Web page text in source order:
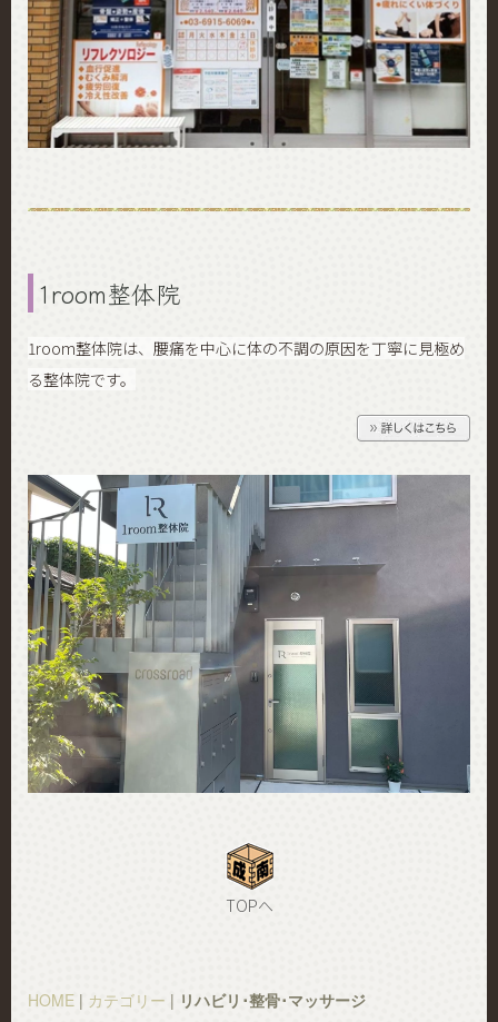
1room整体院
1room整体院は、腰痛を中心に体の不調の原因を丁寧に見極め
る整体院です。
TOPへ
HOME | カテゴリー | リハビリ･整骨･マッサージ